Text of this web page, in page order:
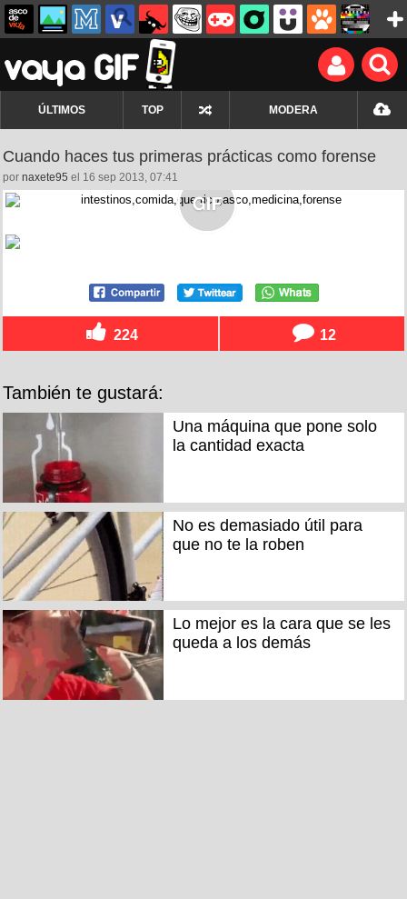
ÚLTIMOS TOP MODERA
Cuando haces tus primeras prácticas como forense
por naxete95 el 16 sep 2013, 07:41
224 12
También te gustará:
Una máquina que pone solo
la cantidad exacta
No es demasiado útil para
que no te la roben
Lo mejor es la cara que se les
queda a los demás